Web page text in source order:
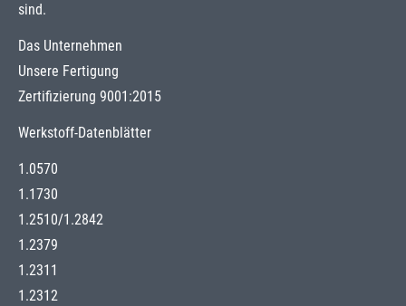
sind.
Das Unternehmen
Unsere Fertigung
Zertifizierung 9001:2015
Werkstoff-Datenblätter
1.0570
1.1730
1.2510/1.2842
1.2379
1.2311
1.2312